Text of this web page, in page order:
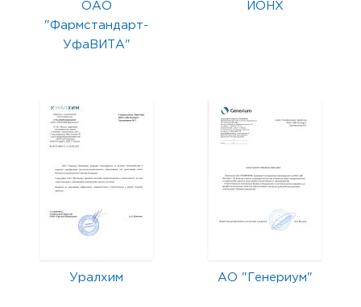
ОАО
"Фармстандарт-
УфаВИТА"
ИОНХ
Уралхим АО "Генериум"